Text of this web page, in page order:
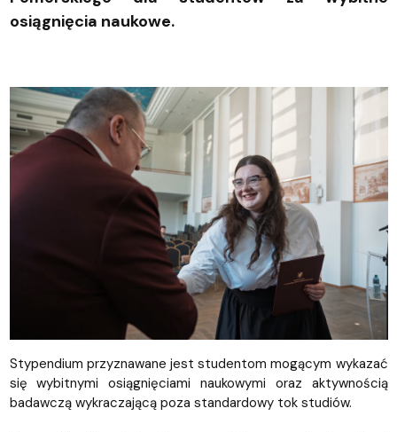
osiągnięcia naukowe.
Stypendium przyznawane jest studentom mogącym wykazać
się wybitnymi osiągnięciami naukowymi oraz aktywnością
badawczą wykraczającą poza standardowy tok studiów.